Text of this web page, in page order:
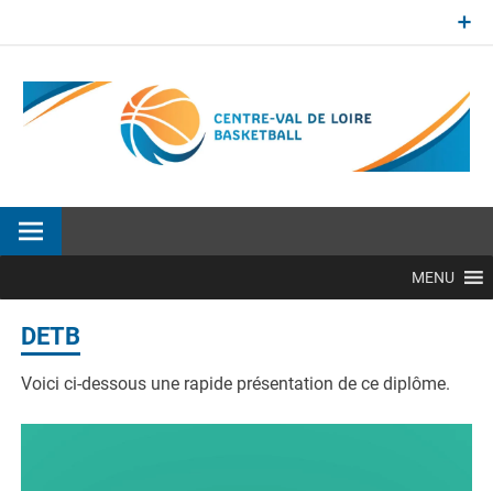
MENU
DETB
Voici ci-dessous une rapide présentation de ce diplôme.